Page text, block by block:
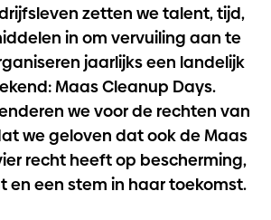
zetten we talent, tijd,
in om vervuiling aan te
jaarlijks een landelijk
Maas Cleanup Days.
we voor de rechten van
we geloven dat ook de Maas
recht heeft op bescherming,
en een stem in haar toekomst.